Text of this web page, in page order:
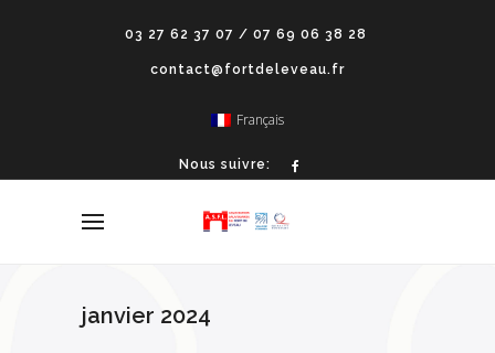
03 27 62 37 07 / 07 69 06 38 28
contact@fortdeleveau.fr
Français
Nous suivre:
janvier 2024